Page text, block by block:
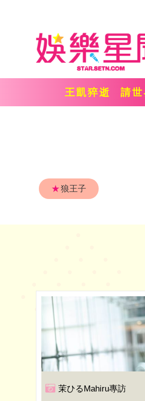
王凱猝逝 請
★狼王子
茉ひるMahiru專訪